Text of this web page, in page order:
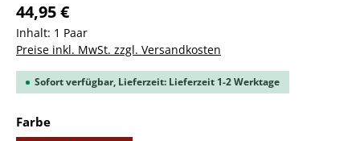
44,95 €
Inhalt: 1 Paar
Preise inkl. MwSt. zzgl. Versandkosten
Sofort verfügbar, Lieferzeit: Lieferzeit 1-2 Werktage
Farbeauswählen